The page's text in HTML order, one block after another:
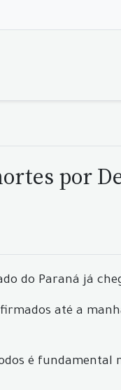
por
do Paraná já
até a
é